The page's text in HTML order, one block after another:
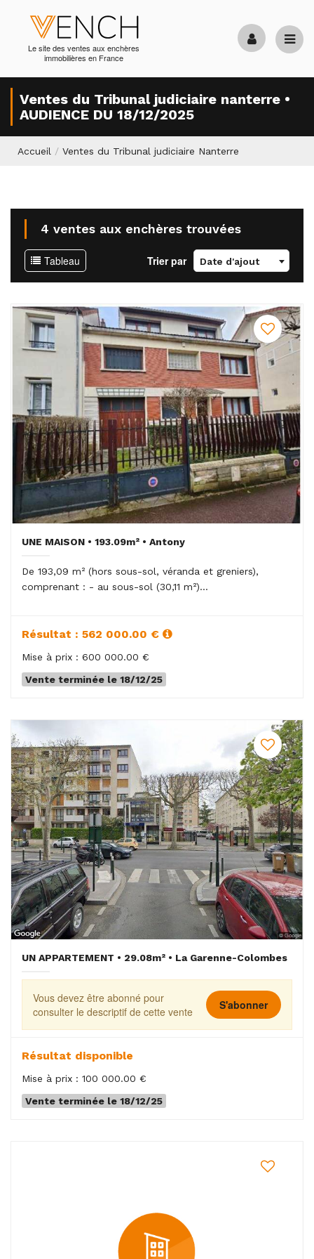
Le site des ventes aux enchères
immobilières en France
Ventes du Tribunal judiciaire nanterre •
AUDIENCE DU 18/12/2025
Accueil / Ventes du Tribunal judiciaire Nanterre
4 ventes aux enchères trouvées
Tableau Trier par Date d'ajout
UNE MAISON • 193.09m² • Antony
De 193,09 m² (hors sous-sol, véranda et greniers),
comprenant : - au sous-sol (30,11 m²)...
Résultat : 562 000.00 €
Mise à prix : 600 000.00 €
Vente terminée le 18/12/25
UN APPARTEMENT • 29.08m² • La Garenne-Colombes
Vous devez être abonné pour
consulter le descriptif de cette vente
S'abonner
Résultat disponible
Mise à prix : 100 000.00 €
Vente terminée le 18/12/25